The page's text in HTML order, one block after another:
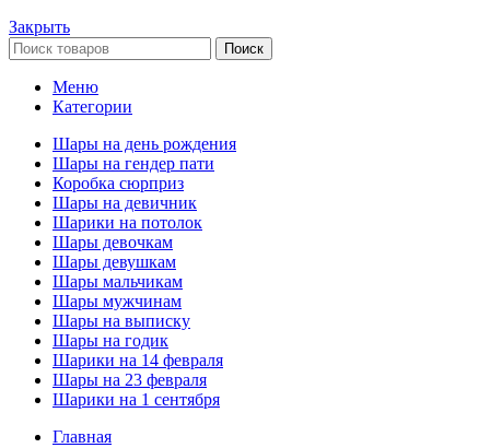
Закрыть
Поиск
Меню
Категории
Шары на день рождения
Шары на гендер пати
Коробка сюрприз
Шары на девичник
Шарики на потолок
Шары девочкам
Шары девушкам
Шары мальчикам
Шары мужчинам
Шары на выписку
Шары на годик
Шарики на 14 февраля
Шары на 23 февраля
Шарики на 1 сентября
Главная